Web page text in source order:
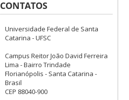
CONTATOS
Universidade Federal de Santa
Catarina - UFSC
Campus Reitor João David Ferreira
Lima - Bairro Trindade
Florianópolis - Santa Catarina -
Brasil
CEP 88040-900